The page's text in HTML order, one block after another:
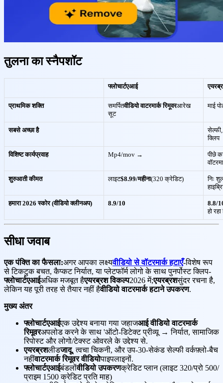
तुलना का स्नैपशॉट
फ्लोचार्टएआई
प्राथमिक शक्ति समर्पितवीडियो वाटरमार्क रिमूवरआरेख
सूट
माई
सबसे अच्छा है
सेल्फी,
क्लिप
विशिष्ट कार्यप्रवाह Mp4/mov →
पीछे
शुरुआती कीमत लाइट$8.99/महीना(320 क्रेडिट)
निः
हमारा 2026 स्कोर (वीडियो क्लीनअप) 8.9/10
8.8/
हो
सीधा जवाब
एक पंक्ति का फैसला:अगर आपका लक्ष्यवीडियो से वॉटरमार्क हटाएँ-विशेष रूप
से टिकटुक बचत, कैप्कट निर्यात, या प्लेटफॉर्म लोगो के साथ पुनर्पोस्ट क्लिप-
फ्लोचार्टएआईअधिक मजबूत हैएयरब्रश विकल्प2026 में;एयरब्रशसुंदर रचना है,
लेकिन यह पूरी तरह से तैयार नहीं हैवीडियो वाटरमार्क हटाने उपकरण.
मुख्य अंतर
फ्लोचार्टएआईएक उद्देश्य बनाया गया जहाजआई वीडियो वाटरमार्क
रिमूवरअपलोड करने के साथ 'ऑटो-डिटेक्ट प्रीव्यू → निर्यात, सामाजिक
रिपोस्ट और लोगो/टेक्स्ट ओवरले के उद्देश्य से.
एयरब्रशलीडजादू, त्वचा चिकनी, और उप-30-सेकंड सेल्फी वर्कफ़्लो-बैच
नहींवाटरमार्क रिमूवर वीडियोपाइपलाइनों.
फ्लोचार्टएआईबंडलोंवीडियो उपकरणक्रेडिट प्लान (लाइट 320/प्रो 500/
प्राइम 1500 क्रेडिट प्रति माह)